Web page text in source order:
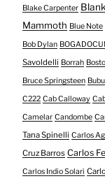
Blake Carpenter
Mammoth Blue Note
Bob Dylan
Savoldelli Borrah
Bruce Springsteen Bubu
C222 Cab Calloway
Camelar Candombe
Tana Spinelli Carlos
Cruz Barros Carlos
Carlos Indio Solari